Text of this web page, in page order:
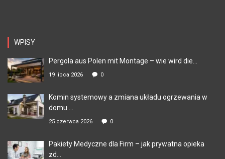
WPISY
Pergola aus Polen mit Montage – wie wird die...
19 lipca 2026 0
Komin systemowy a zmiana układu ogrzewania w
domu ...
25 czerwca 2026 0
Pakiety Medyczne dla Firm – jak prywatna opieka
zd...